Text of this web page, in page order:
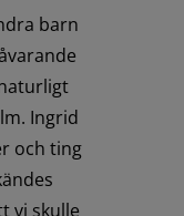
barn
Ingrid
och ting
vi skulle